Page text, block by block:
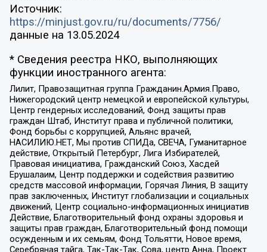
Источник:
https://minjust.gov.ru/ru/documents/7756/
данные на 13.05.2024
* Сведения реестра НКО, выполняющих
функции иностранного агента:
Лилит, Правозащитная группа Гражданин.Армия.Право,
Нижегородский центр немецкой и европейской культуры,
Центр гендерных исследований, Фонд защиты прав
граждан Штаб, Институт права и публичной политики,
Фонд борьбы с коррупцией, Альянс врачей,
НАСИЛИЮ.НЕТ, Мы против СПИДа, СВЕЧА, Гуманитарное
действие, Открытый Петербург, Лига Избирателей,
Правовая инициатива, Гражданский Союз, Хасдей
Ерушалаим, Центр поддержки и содействия развитию
средств массовой информации, Горячая Линия, В защиту
прав заключенных, Институт глобализации и социальных
движений, Центр социально-информационных инициатив
Действие, Благотворительный фонд охраны здоровья и
защиты прав граждан, Благотворительный фонд помощи
осужденным и их семьям, Фонд Тольятти, Новое время,
Серебряная тайга, Так-Так-Так, Сова, центр Анна, Проект